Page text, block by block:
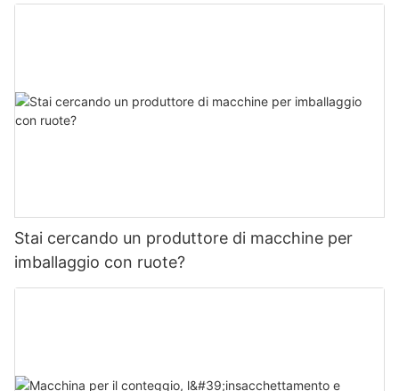
Stai cercando un produttore di macchine per
imballaggio con ruote?